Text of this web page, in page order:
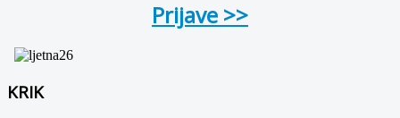
Prijave >>
KRIK